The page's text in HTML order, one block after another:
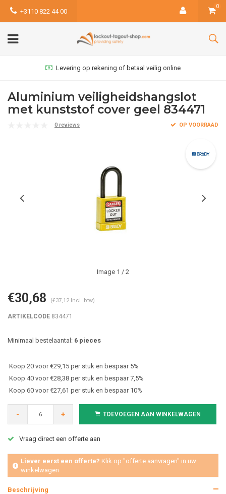
+3110 822 44 00
0
Levering op rekening of betaal veilig online
Aluminium veiligheidshangslot
met kunststof cover geel 834471
0 reviews OP VOORRAAD
Image 1 / 2
€30,68 (€37,12 Incl. btw)
ARTIKELCODE 834471
Minimaal bestelaantal: 6 pieces
Koop 20 voor €29,15 per stuk en bespaar 5%
Koop 40 voor €28,38 per stuk en bespaar 7,5%
Koop 60 voor €27,61 per stuk en bespaar 10%
- + TOEVOEGEN AAN WINKELWAGEN
Vraag direct een offerte aan
Liever eerst een offerte? Klik op "offerte aanvragen" in uw
winkelwagen
Beschrijving